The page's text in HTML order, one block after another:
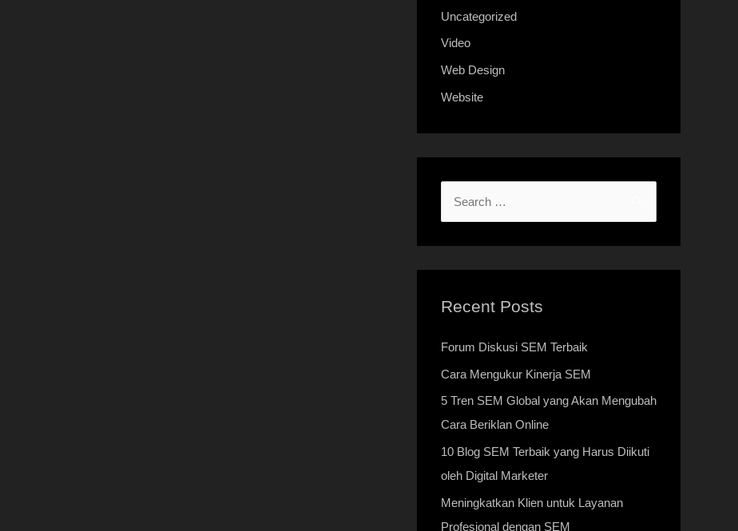
Uncategorized
Video
Web Design
Website
Recent Posts
Forum Diskusi SEM Terbaik
Cara Mengukur Kinerja SEM
5 Tren SEM Global yang Akan Mengubah
Cara Beriklan Online
10 Blog SEM Terbaik yang Harus Diikuti
oleh Digital Marketer
Meningkatkan Klien untuk Layanan
Profesional dengan SEM